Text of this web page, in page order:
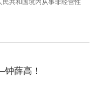
薛高！